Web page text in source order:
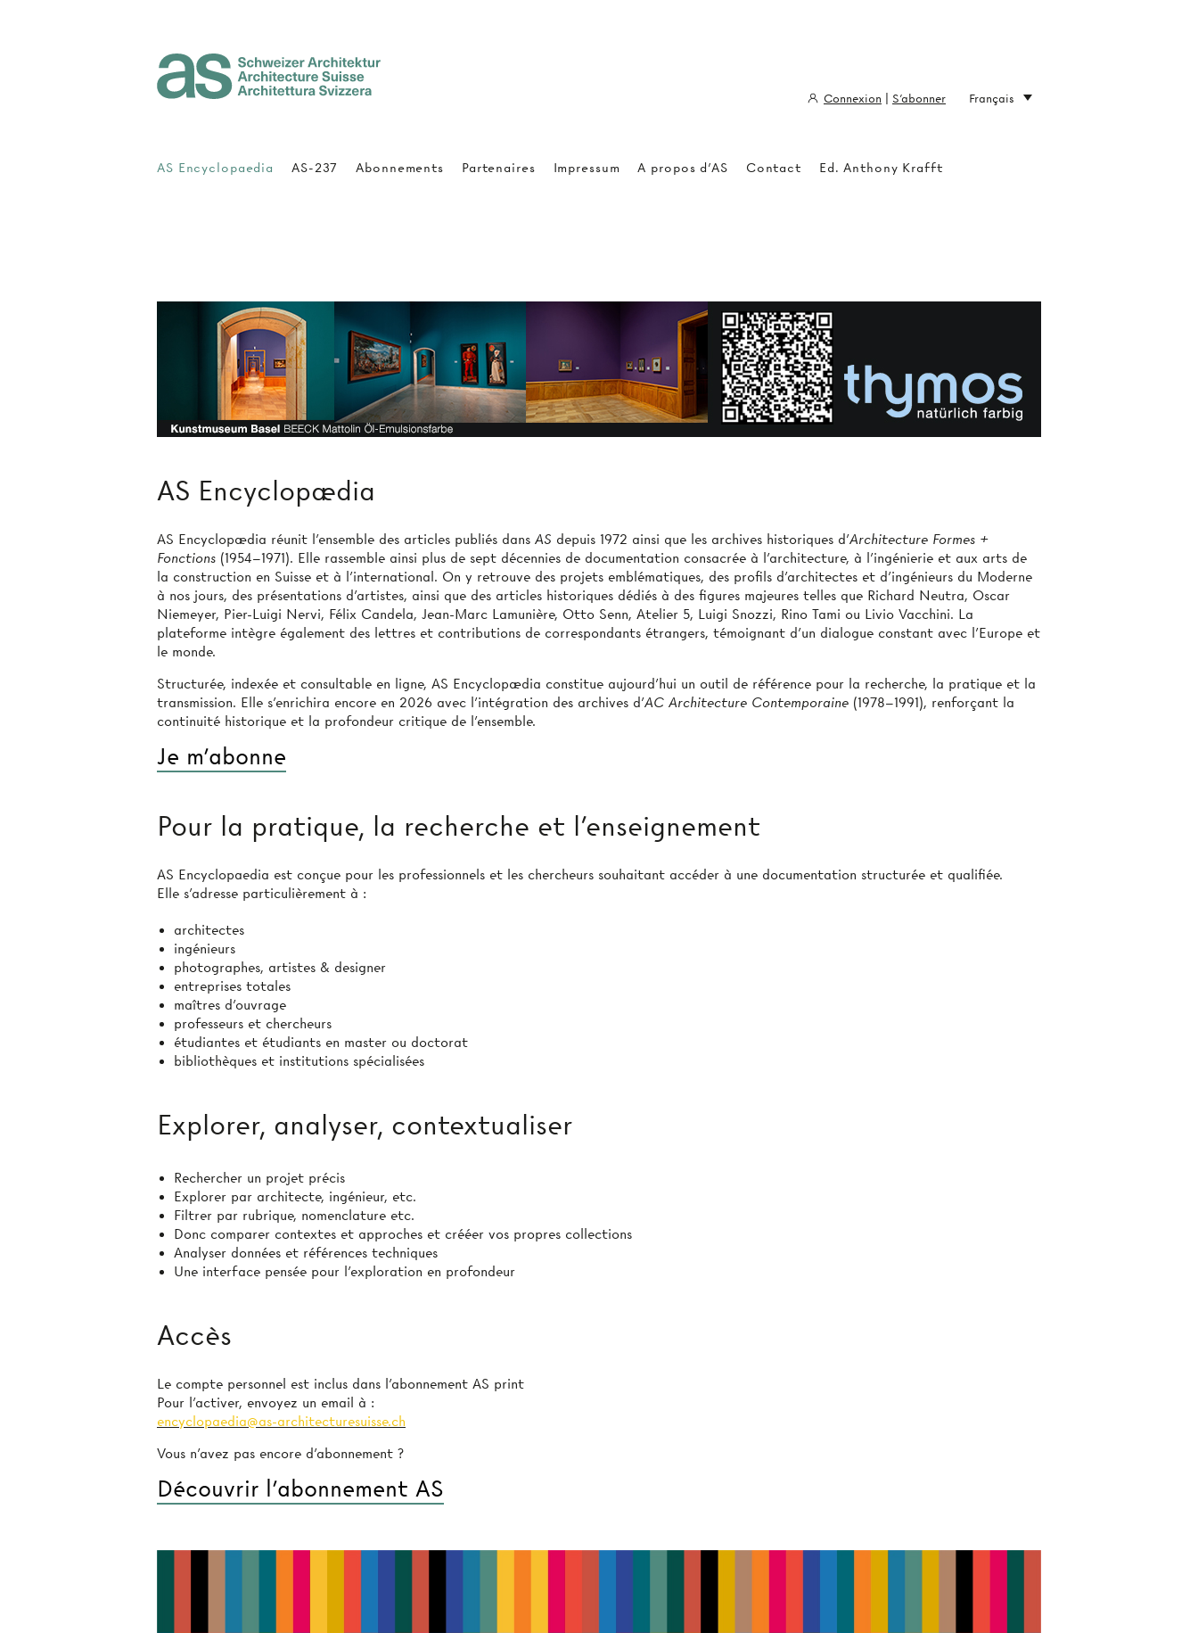
AS Encyclopædia
AS Encyclopædia réunit l’ensemble des articles publiés dans AS depuis 1972 ainsi que les archives historiques d’Architecture Formes +
Fonctions (1954–1971). Elle rassemble ainsi plus de sept décennies de documentation consacrée à l’architecture, à l’ingénierie et aux arts de
la construction en Suisse et à l’international. On y retrouve des projets emblématiques, des profils d’architectes et d’ingénieurs du Moderne
à nos jours, des présentations d’artistes, ainsi que des articles historiques dédiés à des figures majeures telles que Richard Neutra, Oscar
Niemeyer, Pier-Luigi Nervi, Félix Candela, Jean-Marc Lamunière, Otto Senn, Atelier 5, Luigi Snozzi, Rino Tami ou Livio Vacchini. La
plateforme intègre également des lettres et contributions de correspondants étrangers, témoignant d’un dialogue constant avec l’Europe et
le monde.
Structurée, indexée et consultable en ligne, AS Encyclopædia constitue aujourd’hui un outil de référence pour la recherche, la pratique et la
transmission. Elle s’enrichira encore en 2026 avec l’intégration des archives d’AC Architecture Contemporaine (1978–1991), renforçant la
continuité historique et la profondeur critique de l’ensemble.
Je m'abonne
Pour la pratique, la recherche et l’enseignement
AS Encyclopaedia est conçue pour les professionnels et les chercheurs souhaitant accéder à une documentation structurée et qualifiée.
Elle s’adresse particulièrement à :
architectes
ingénieurs
photographes, artistes & designer
entreprises totales
maîtres d’ouvrage
professeurs et chercheurs
étudiantes et étudiants en master ou doctorat
bibliothèques et institutions spécialisées
Explorer, analyser, contextualiser
Rechercher un projet précis
Explorer par architecte, ingénieur, etc.
Filtrer par rubrique, nomenclature etc.
Donc comparer contextes et approches et crééer vos propres collections
Analyser données et références techniques
Une interface pensée pour l’exploration en profondeur
Accès
Le compte personnel est inclus dans l’abonnement AS print
Pour l’activer, envoyez un email à :
encyclopaedia@as-architecturesuisse.ch
Vous n’avez pas encore d’abonnement ?
Découvrir l’abonnement AS
AS Encyclopaedia AS-237 Abonnements Partenaires Impressum A propos d'AS Contact Ed. Anthony Krafft
Connexion S'abonner Français